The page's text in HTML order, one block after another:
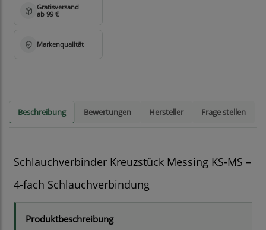
Beschreibung Bewertungen Hersteller Frage stellen
Schlauchverbinder Kreuzstück Messing KS-MS –
4-fach Schlauchverbindung
Produktbeschreibung